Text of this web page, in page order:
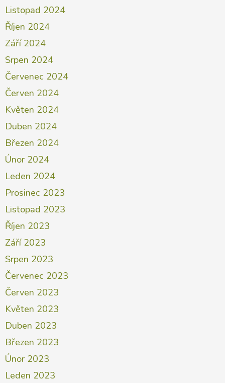
Listopad 2024
Říjen 2024
Září 2024
Srpen 2024
Červenec 2024
Červen 2024
Květen 2024
Duben 2024
Březen 2024
Únor 2024
Leden 2024
Prosinec 2023
Listopad 2023
Říjen 2023
Září 2023
Srpen 2023
Červenec 2023
Červen 2023
Květen 2023
Duben 2023
Březen 2023
Únor 2023
Leden 2023